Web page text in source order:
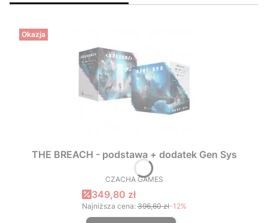
Okazja
THE BREACH - podstawa + dodatek Gen Sys
PRODUCENT
CZACHA GAMES
Cena promocyjna
349,80 zł
Najniższa cena: 396,60 zł-12%